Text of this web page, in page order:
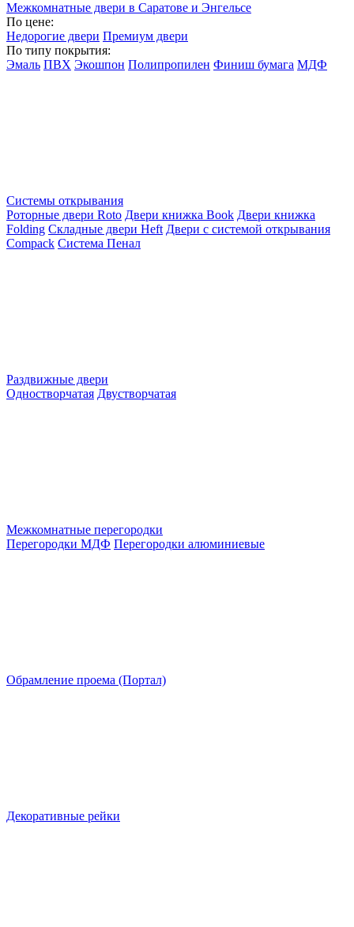
Межкомнатные двери в Саратове и Энгельсе
По цене:
Недорогие двери Премиум двери
По типу покрытия:
Эмаль ПВХ Экошпон Полипропилен Финиш бумага МДФ
Системы открывания
Роторные двери Roto Двери книжка Book Двери книжка
Folding Складные двери Heft Двери с системой открывания
Compack Система Пенал
Раздвижные двери
Одностворчатая Двустворчатая
Межкомнатные перегородки
Перегородки МДФ Перегородки алюминиевые
Обрамление проема (Портал)
Декоративные рейки